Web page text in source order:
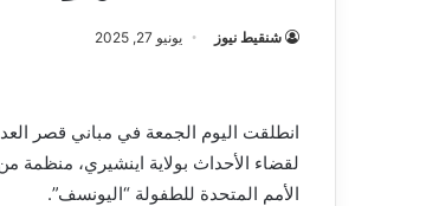
شنقيط نيوز يونيو 27, 2025
انطلقت اليوم الجمعة في مباني قصر
لقضاء الأحداث بولاية اينشيري، منظمة
الأمم المتحدة للطفولة “اليونسف”.